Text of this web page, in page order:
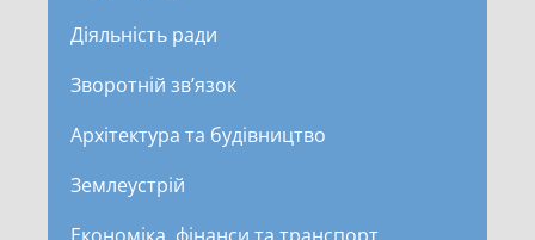
Діяльність ради
Зворотній зв’язок
Архітектура та будівництво
Землеустрій